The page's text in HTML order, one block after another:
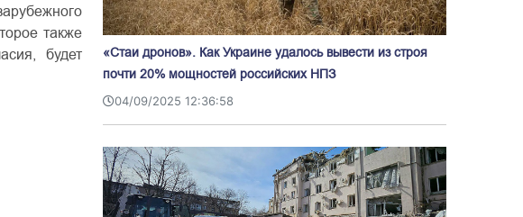
также
будет
«Стаи дронов». Как Украине удалось вывести из строя
почти 20% мощностей российских НПЗ
04/09/2025 12:36:58